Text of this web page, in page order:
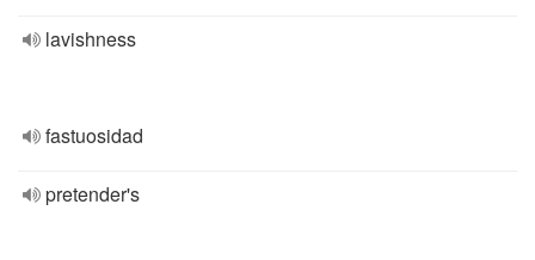
lavishness
fastuosidad
pretender's